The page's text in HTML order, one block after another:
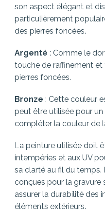
son aspect élégant et
particulièrement
des pierres foncées.
Argenté : Comme le
touche de raffinement
pierres foncées.
Bronze : Cette couleur
peut être utilisée pour
compléter la couleur de
La peinture utilisée doit
intempéries et aux UV
sa clarté au fil du
conçues pour la gravure
assurer la durabilité des
éléments extérieurs.